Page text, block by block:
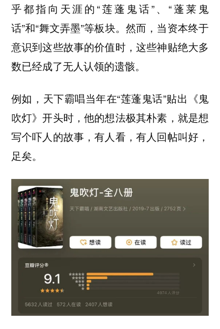
乎都指向天涯的“莲蓬鬼话”、“蓬莱鬼
话”和“舞文弄墨”等板块。然而，当资本终于
意识到这些故事的价值时，这些神贴绝大多
数已经成了无人认领的遗骸。
例如，天下霸唱当年在“莲蓬鬼话”贴出《鬼
吹灯》开头时，他的想法极其朴素，就是想
写个吓人的故事，有人看，有人回帖叫好，
足矣。